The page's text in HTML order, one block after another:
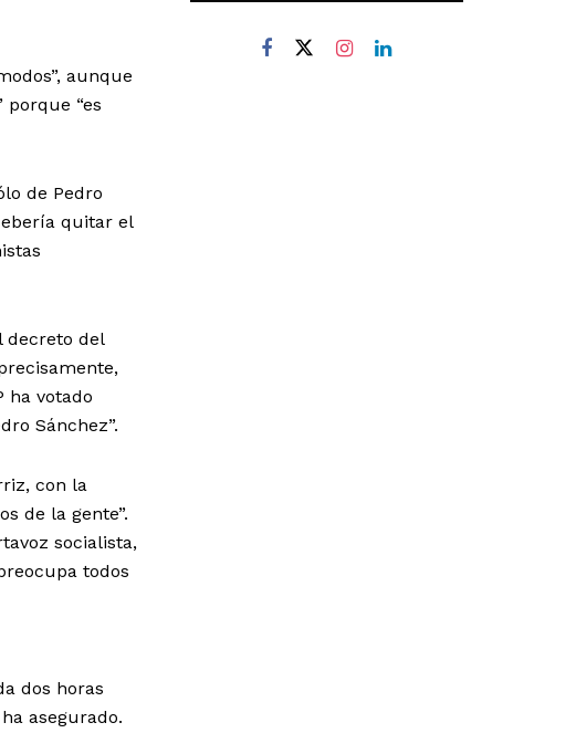
aunque
porque “es
de Pedro
quitar el
decreto del
ha votado
Sánchez”.
con la
de la gente”.
socialista,
todos
dos horas
asegurado.